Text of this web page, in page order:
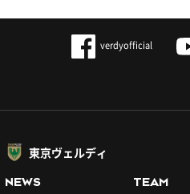
verdyofficial
東京ヴェルディ
NEWS TEAM